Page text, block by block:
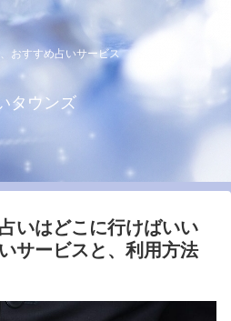
おすすめ占いサービス
タウンズ
いはどこに行けばいい
サービスと、利用方法